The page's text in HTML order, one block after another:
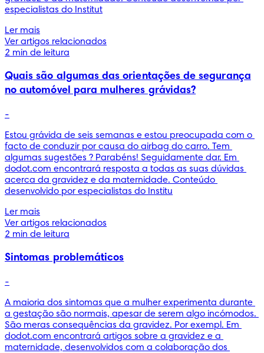
especialistas do Institut
Ler mais
Ver artigos relacionados
2 min de leitura
Quais são algumas das orientações de segurança
no automóvel para mulheres grávidas?
-
Estou grávida de seis semanas e estou preocupada com o
facto de conduzir por causa do airbag do carro. Tem
algumas sugestões ? Parabéns! Seguidamente dar. Em
dodot.com encontrará resposta a todas as suas dúvidas
acerca da gravidez e da maternidade. Conteúdo
desenvolvido por especialistas do Institu
Ler mais
Ver artigos relacionados
2 min de leitura
Sintomas problemáticos
-
A maioria dos sintomas que a mulher experimenta durante
a gestação são normais, apesar de serem algo incómodos.
São meras consequências da gravidez. Por exempl. Em
dodot.com encontrará artigos sobre a gravidez e a
maternidade, desenvolvidos com a colaboração dos